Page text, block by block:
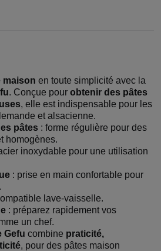
maison en toute simplicité avec la
. Conçue pour obtenir des pâtes
, elle est indispensable pour les
et alsacienne.
pâtes : forme régulière pour des
homogènes.
inoxydable pour une utilisation
: prise en main confortable pour
lave-vaisselle.
: préparez rapidement vos
un chef.
Gefu combine praticité,
, pour des pâtes maison